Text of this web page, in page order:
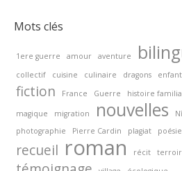
Mots clés
1ere guerre amour aventure
collectif
cuisine culinaire dragons enfant
fiction France Guerre histoire
magique migration nouvelles
photographie
Pierre Cardin plagiat poésie
recueil roman récit terroir